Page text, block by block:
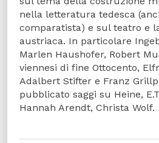
nella letteratura tedesca
comparatista) e sul teatro e
austriaca. In particolare
Marlen Haushofer, Robert
viennesi di fine Ottocento,
Adalbert Stifter e Franz
pubblicato saggi su Heine,
Hannah Arendt, Christa Wolf.